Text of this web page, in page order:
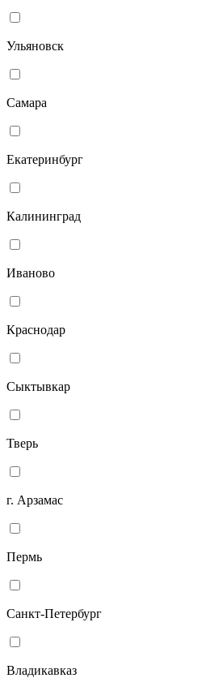
Ульяновск
Самара
Екатеринбург
Калининград
Иваново
Краснодар
Сыктывкар
Тверь
г. Арзамас
Пермь
Санкт-Петербург
Владикавказ